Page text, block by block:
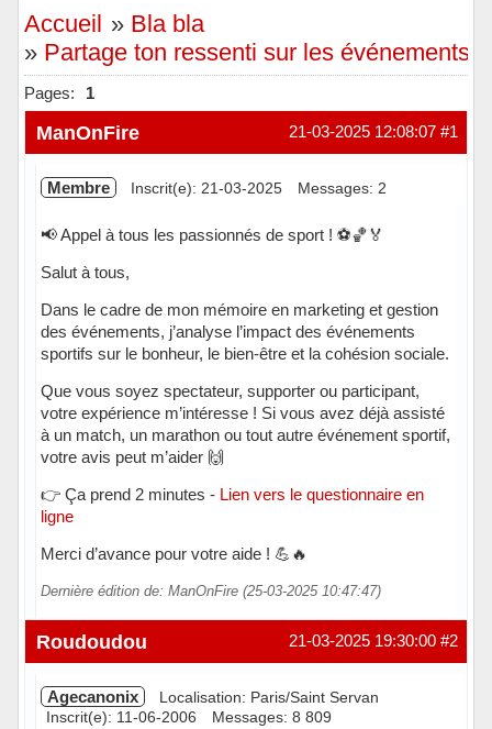
Accueil » Bla bla
» Partage ton ressenti sur les événements
Pages: 1
#1
21-03-2025 12:08:07
ManOnFire
Membre Inscrit(e): 21-03-2025 Messages: 2
📢 Appel à tous les passionnés de sport ! ⚽🏀🏅
Salut à tous,
Dans le cadre de mon mémoire en marketing et gestion
des événements, j’analyse l’impact des événements
sportifs sur le bonheur, le bien-être et la cohésion sociale.
Que vous soyez spectateur, supporter ou participant,
votre expérience m’intéresse ! Si vous avez déjà assisté
à un match, un marathon ou tout autre événement sportif,
votre avis peut m’aider 🙌
👉 Ça prend 2 minutes - Lien vers le questionnaire en
ligne
Merci d’avance pour votre aide ! 💪🔥
Dernière édition de: ManOnFire (25-03-2025 10:47:47)
Hors ligne #2
21-03-2025 19:30:00
Roudoudou
Agecanonix
Localisation: Paris/Saint Servan
Inscrit(e): 11-06-2006
Messages: 8 809